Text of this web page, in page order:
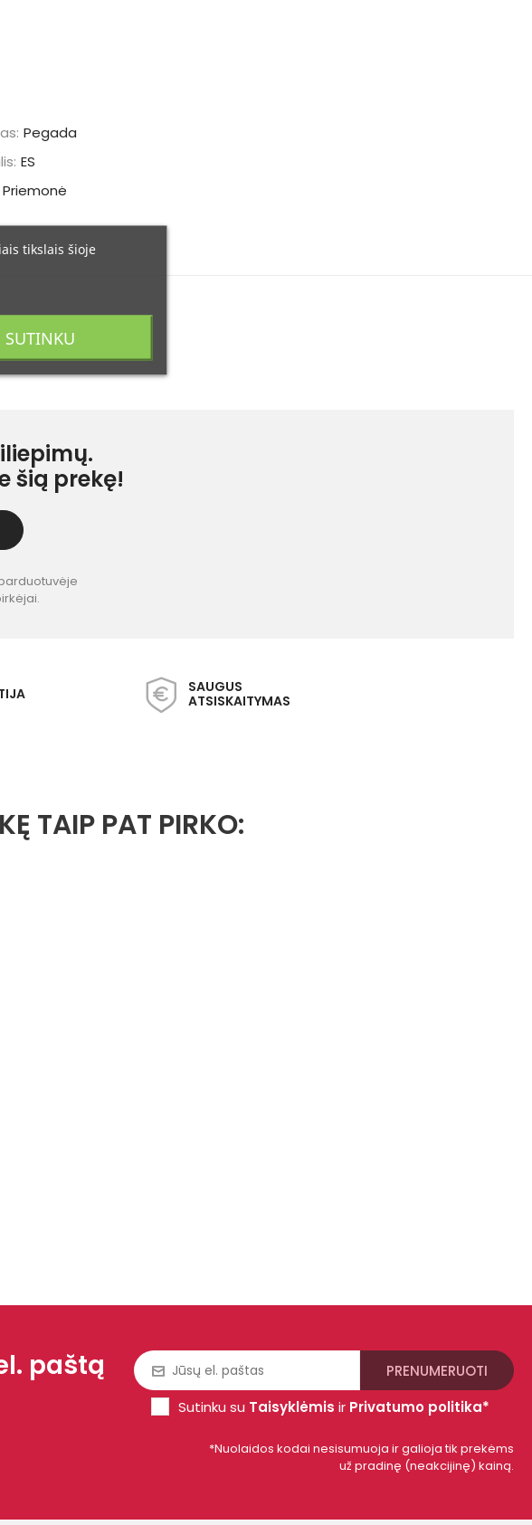
Pegada
ES
Priemonė
šią prekę!
SAUGUS
ATSISKAITYMAS
TAIP PAT PIRKO:
paštą
Sutinku su Taisyklėmis ir Privatumo politika*
*Nuolaidos kodai nesisumuoja ir galioja tik prekėms
už pradinę (neakcijinę) kainą.
tikslais šioje
SUTINKU